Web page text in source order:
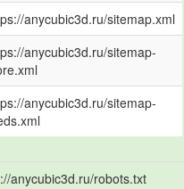
anycubic3d.ru/sitemap.xml
anycubic3d.ru/sitemap-
anycubic3d.ru/sitemap-
anycubic3d.ru/robots.txt